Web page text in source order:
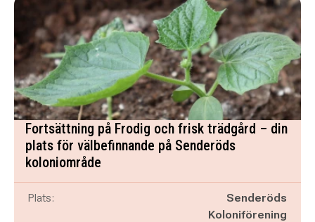
Fortsättning på Frodig och frisk trädgård – din
plats för välbefinnande på Senderöds
koloniområde
Plats:
Senderöds
Koloniförening